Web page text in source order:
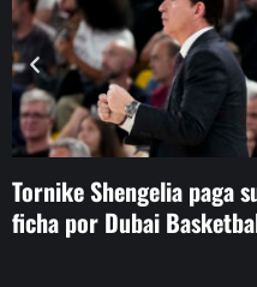
Tornike Shengelia paga
ficha por Dubai